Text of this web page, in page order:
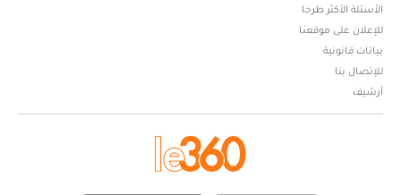
الأسئلة الأكثر طرحا
للإعلان على موقعنا
بيانات قانونية
للإتصال بنا
أرشيف